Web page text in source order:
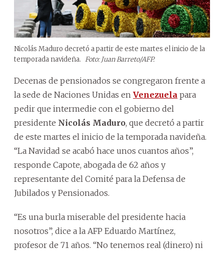
Nicolás Maduro decretó a partir de este martes el inicio de la
temporada navideña. Foto: Juan Barreto/AFP.
Decenas de pensionados se congregaron frente a
la sede de Naciones Unidas en Venezuela para
pedir que intermedie con el gobierno del
presidente Nicolás Maduro, que decretó a partir
de este martes el inicio de la temporada navideña.
“La Navidad se acabó hace unos cuantos años”,
responde Capote, abogada de 62 años y
representante del Comité para la Defensa de
Jubilados y Pensionados.
“Es una burla miserable del presidente hacia
nosotros”, dice a la AFP Eduardo Martínez,
profesor de 71 años. “No tenemos real (dinero) ni